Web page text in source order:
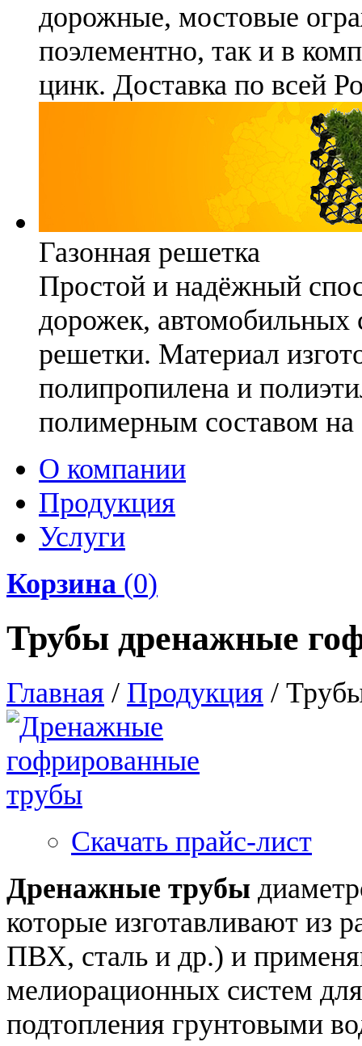
дорожные, мостовые
поэлементно, так и в
цинк. Доставка по всей
Газонная решетка
Простой и надёжный
дорожек, автомобильных
решетки. Материал
полипропилена и
полимерным составом на
О компании
Продукция
Услуги
Корзина (0)
Трубы дренажные
Главная / Продукция /
Скачать прайс-лист
Дренажные трубы
которые изготавливают из
ПВХ, сталь и др.) и
мелиорационных систем
подтопления грунтовыми